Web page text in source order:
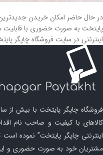
در حال حاضر امکان خریدن
پایتخت به صورت حضوری با
اینترنتی در سایت فروشگاه چاپگر
فروشگاه چاپگر پایتخت با بیش از
کالاهای با کیفیت و صاحب نام
اینترنتی چاپگر پایتخت” نموده
مشتریان خود به صورت حضوری و